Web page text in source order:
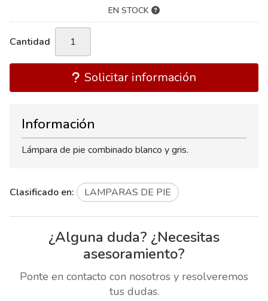
EN STOCK
Cantidad
Solicitar información
Información
Lámpara de pie combinado blanco y gris.
Clasificado en: LAMPARAS DE PIE
¿Alguna duda? ¿Necesitas
asesoramiento?
Ponte en contacto con nosotros y resolveremos
tus dudas.